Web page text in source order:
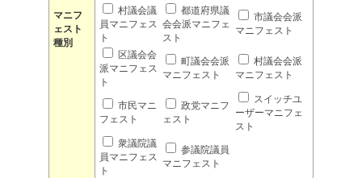
マニフ
ェスト
種別
村議会議
員マニフェス
ト
都道府県議
会会派マニフェ
スト
市議会会派
マニフェスト
区議会会
派マニフェス
ト
町議会会派
マニフェスト
村議会会派
マニフェスト
市民マニ
フェスト
政党マニフ
ェスト
スイッチユ
ーザーマニフェ
スト
衆議院議
員マニフェス
ト
参議院議員
マニフェスト